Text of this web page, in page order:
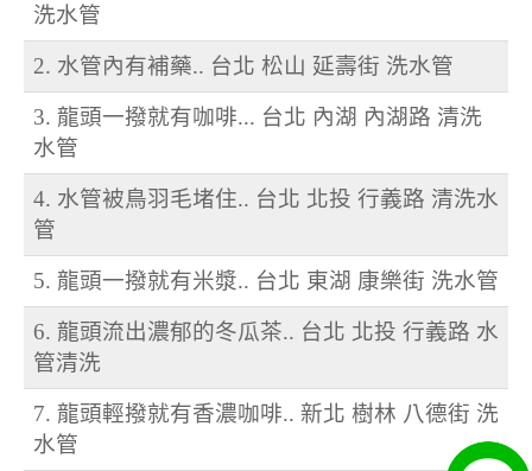
洗水管
2. 水管內有補藥.. 台北 松山 延壽街 洗水管
3. 龍頭一撥就有咖啡... 台北 內湖 內湖路 清洗
水管
4. 水管被鳥羽毛堵住.. 台北 北投 行義路 清洗水
管
5. 龍頭一撥就有米漿.. 台北 東湖 康樂街 洗水管
6. 龍頭流出濃郁的冬瓜茶.. 台北 北投 行義路 水
管清洗
7. 龍頭輕撥就有香濃咖啡.. 新北 樹林 八德街 洗
水管